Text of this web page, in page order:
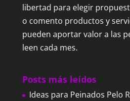
libertad para elegir
o comento productos y
pueden aportar valor a las
leen cada mes.
Posts más leídos
Ideas para Peinados Pelo